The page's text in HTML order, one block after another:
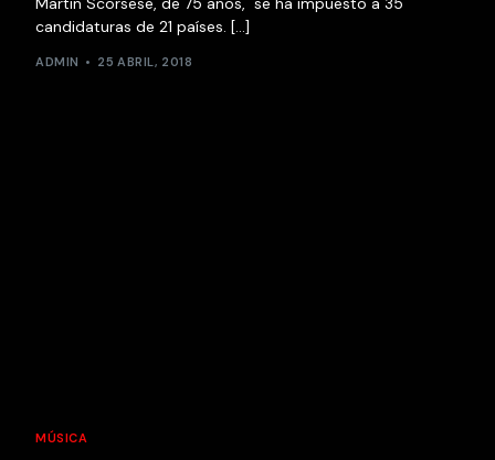
candidaturas de 21 países. […]
ADMIN 25 ABRIL, 2018
MÚSICA